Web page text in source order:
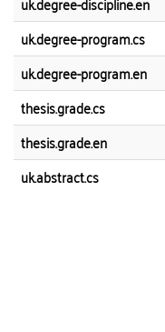
uk.degree-program.cs
uk.degree-program.en
thesis.grade.cs
thesis.grade.en
uk.abstract.cs